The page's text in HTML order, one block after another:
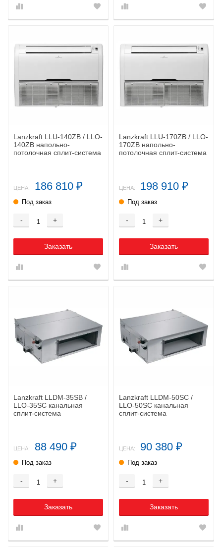
Lanzkraft LLU-140ZB / LLO-
140ZB напольно-
потолочная сплит-система
ЦЕНА: 186 810 ₽
Под заказ
- +
Заказать
Lanzkraft LLU-170ZB / LLO-
170ZB напольно-
потолочная сплит-система
ЦЕНА: 198 910 ₽
Под заказ
- +
Заказать
Lanzkraft LLDM-35SB /
LLO-35SC канальная
сплит-система
ЦЕНА: 88 490 ₽
Под заказ
- +
Заказать
Lanzkraft LLDM-50SC /
LLO-50SC канальная
сплит-система
ЦЕНА: 90 380 ₽
Под заказ
- +
Заказать